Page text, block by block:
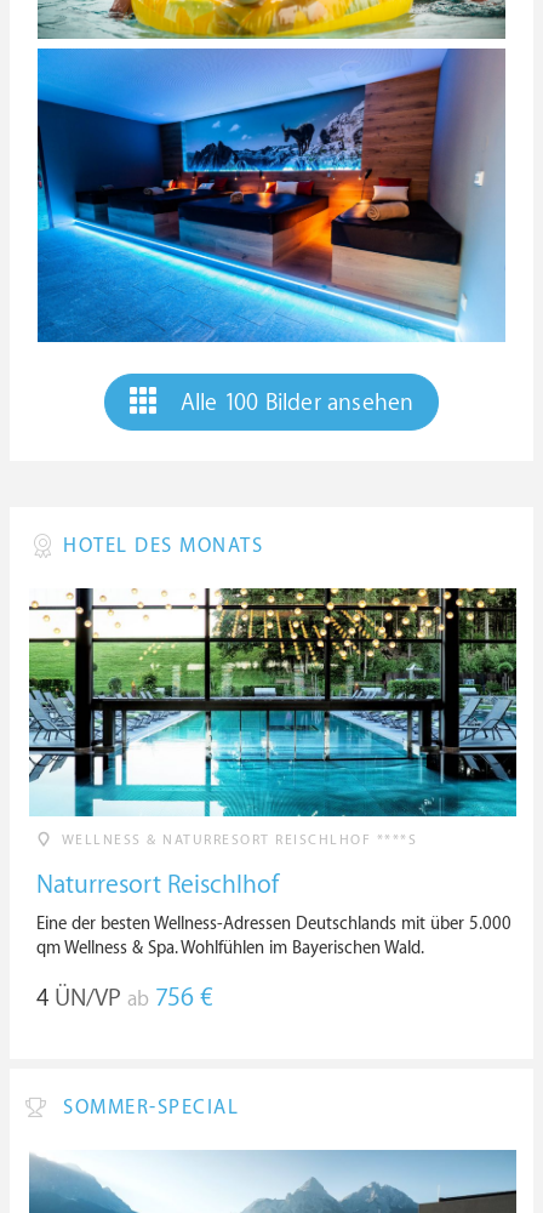
Alle 100 Bilder ansehen
HOTEL DES MONATS
WELLNESS & NATURRESORT REISCHLHOF ****S
Naturresort Reischlhof
Eine der besten Wellness-Adressen Deutschlands mit über 5.000
qm Wellness & Spa. Wohlfühlen im Bayerischen Wald.
4 ÜN/VP ab 756 €
SOMMER-SPECIAL